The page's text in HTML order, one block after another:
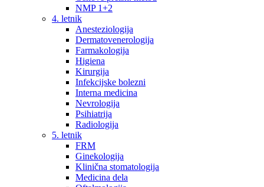
NMP 1+2
4. letnik
Anesteziologija
Dermatovenerologija
Farmakologija
Higiena
Kirurgija
Infekcijske bolezni
Interna medicina
Nevrologija
Psihiatrija
Radiologija
5. letnik
FRM
Ginekologija
Klinična stomatologija
Medicina dela